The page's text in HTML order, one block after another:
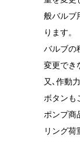
般バルブ
ります。
バルブの
変更でき
又､作動
ボタンも
ポンプ商
リング荷